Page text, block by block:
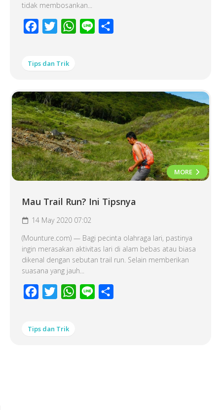
tidak membosankan...
Facebook
Twitter WhatsApp
Line
Tips dan Trik
MORE
Mau Trail Run? Ini Tipsnya
14 May 2020 07:02
(Mounture.com) — Bagi pecinta olahraga lari, pastinya
ingin merasakan aktivitas lari di alam bebas atau biasa
dikenal dengan sebutan trail run. Selain memberikan
suasana yang jauh...
Facebook
Twitter WhatsApp
Line
Tips dan Trik